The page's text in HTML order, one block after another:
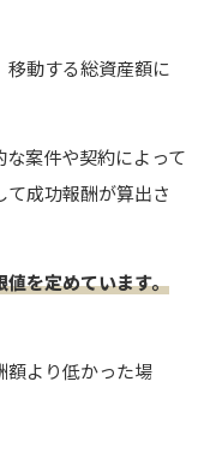
移動する総資産額に
案件や契約によって
成功報酬が算出さ
を定めています。
額より低かった場